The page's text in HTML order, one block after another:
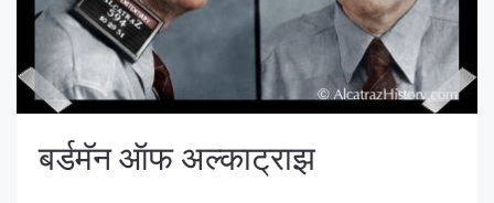
बर्डमॅन ऑफ अल्काट्राझ